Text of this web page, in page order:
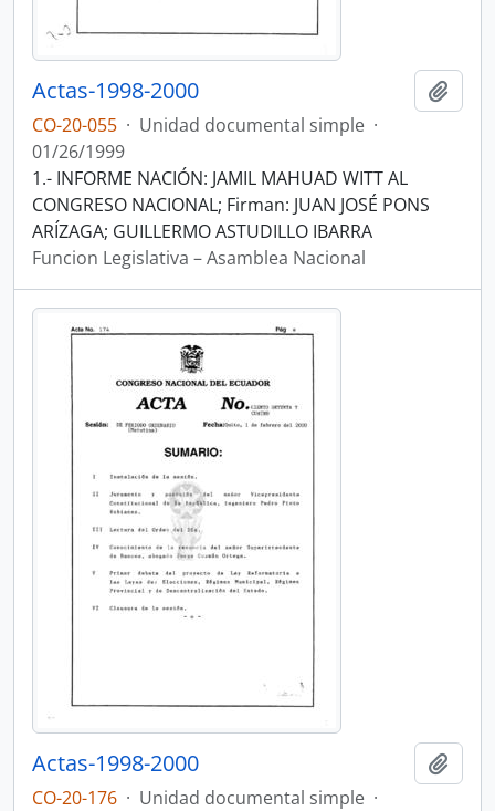
Actas-1998-2000
CO-20-055 · Unidad documental simple ·
01/26/1999
1.- INFORME NACIÓN: JAMIL MAHUAD WITT AL
CONGRESO NACIONAL; Firman: JUAN JOSÉ PONS
ARÍZAGA; GUILLERMO ASTUDILLO IBARRA
Funcion Legislativa – Asamblea Nacional
Actas-1998-2000
CO-20-176 · Unidad documental simple ·